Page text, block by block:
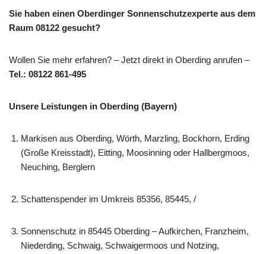
Sie haben einen Oberdinger Sonnenschutzexperte aus dem
Raum 08122 gesucht?
Wollen Sie mehr erfahren? – Jetzt direkt in Oberding anrufen –
Tel.: 08122 861-495
Unsere Leistungen in Oberding (Bayern)
Markisen aus Oberding, Wörth, Marzling, Bockhorn, Erding
(Große Kreisstadt), Eitting, Moosinning oder Hallbergmoos,
Neuching, Berglern
Schattenspender im Umkreis 85356, 85445, /
Sonnenschutz in 85445 Oberding – Aufkirchen, Franzheim,
Niederding, Schwaig, Schwaigermoos und Notzing,